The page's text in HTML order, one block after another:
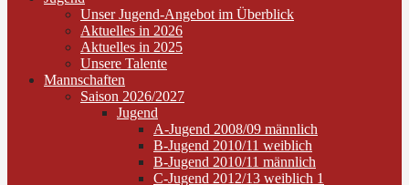
Unser Jugend-Angebot im Überblick
Aktuelles in 2026
Aktuelles in 2025
Unsere Talente
Mannschaften
Saison 2026/2027
Jugend
A-Jugend 2008/09 männlich
B-Jugend 2010/11 weiblich
B-Jugend 2010/11 männlich
C-Jugend 2012/13 weiblich 1